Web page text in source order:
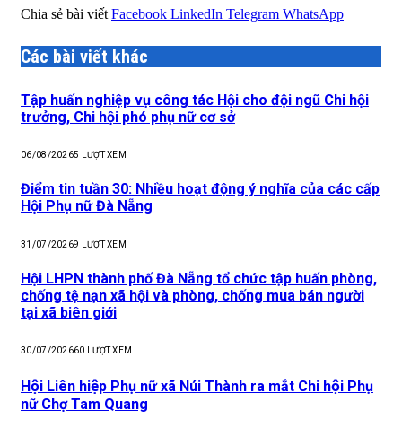
Chia sẻ bài viết Facebook LinkedIn Telegram WhatsApp
Các bài viết khác
Tập huấn nghiệp vụ công tác Hội cho đội ngũ Chi hội
trưởng, Chi hội phó phụ nữ cơ sở
06/08/20265 LƯỢT XEM
Điểm tin tuần 30: Nhiều hoạt động ý nghĩa của các cấp
Hội Phụ nữ Đà Nẵng
31/07/20269 LƯỢT XEM
Hội LHPN thành phố Đà Nẵng tổ chức tập huấn phòng,
chống tệ nạn xã hội và phòng, chống mua bán người
tại xã biên giới
30/07/202660 LƯỢT XEM
Hội Liên hiệp Phụ nữ xã Núi Thành ra mắt Chi hội Phụ
nữ Chợ Tam Quang